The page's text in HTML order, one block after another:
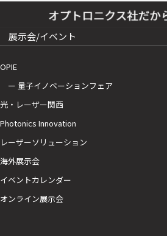
展示会/イベント
OPIE
ー 量子イノベーションフェア
光・レーザー関西
Photonics Innovation
レーザーソリューション
海外展示会
イベントカレンダー
オンライン展示会